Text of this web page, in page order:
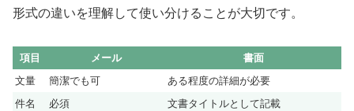
形式の違いを理解して使い分けることが大切です。
項目 メール
書面
文量
簡潔でも可
ある程度の詳細が必要
件名
必須
文書タイトルとして記載